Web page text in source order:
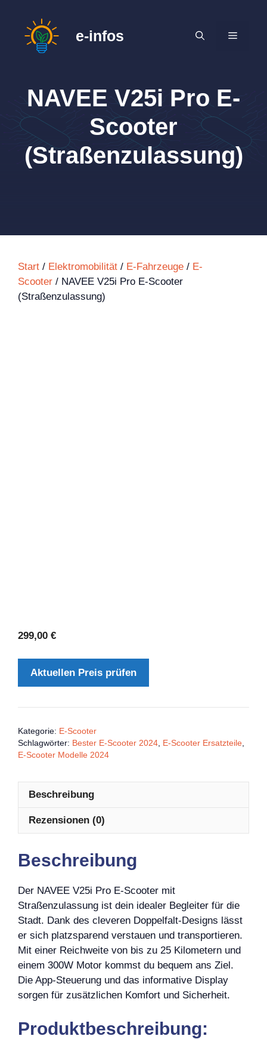
springen
e-infos MENÜ
NAVEE V25i Pro E-
Scooter
(Straßenzulassung)
Start / Elektromobilität / E-Fahrzeuge / E-
Scooter / NAVEE V25i Pro E-Scooter
(Straßenzulassung)
299,00 €
Aktuellen Preis prüfen
Kategorie: E-Scooter
Schlagwörter: Bester E-Scooter 2024 E-Scooter Ersatzteile
E-Scooter Modelle 2024
Beschreibung
Rezensionen (0)
Beschreibung
Der NAVEE V25i Pro E-Scooter mit
Straßenzulassung ist dein idealer Begleiter für die
Stadt. Dank des cleveren Doppelfalt-Designs lässt
er sich platzsparend verstauen und transportieren.
Mit einer Reichweite von bis zu 25 Kilometern und
einem 300W Motor kommst du bequem ans Ziel.
Die App-Steuerung und das informative Display
sorgen für zusätzlichen Komfort und Sicherheit.
Produktbeschreibung: